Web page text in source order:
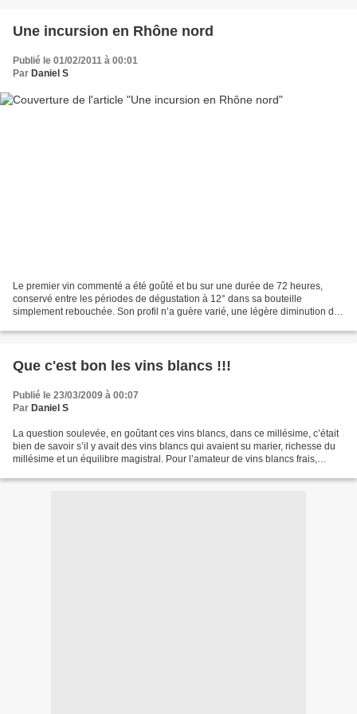
Une incursion en Rhône nord
Publié le 01/02/2011 à 00:01
Par Daniel S
Le premier vin commenté a été goûté et bu sur une durée de 72 heures,
conservé entre les périodes de dégustation à 12° dans sa bouteille
simplement rebouchée. Son profil n’a guère varié, une légère diminution de
Que c'est bon les vins blancs !!!
Publié le 23/03/2009 à 00:07
Par Daniel S
La question soulevée, en goûtant ces vins blancs, dans ce millésime, c’était
bien de savoir s’il y avait des vins blancs qui avaient su marier, richesse du
millésime et un équilibre magistral. Pour l’amateur de vins blancs frais,